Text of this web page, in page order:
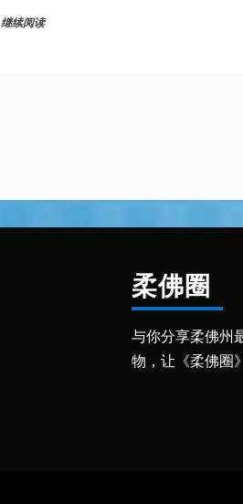
继续阅读
柔佛圈
与你分享柔佛州
物，让《柔佛圈